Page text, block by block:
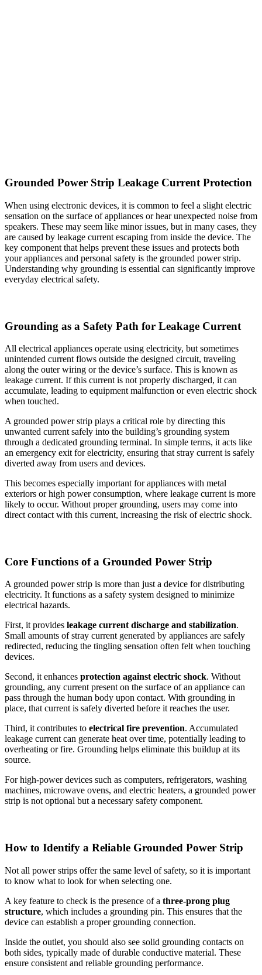
Grounded Power Strip Leakage Current Protection
When using electronic devices, it is common to feel a slight electric
sensation on the surface of appliances or hear unexpected noise from
speakers. These may seem like minor issues, but in many cases, they
are caused by leakage current escaping from inside the device. The
key component that helps prevent these issues and protects both
your appliances and personal safety is the grounded power strip.
Understanding why grounding is essential can significantly improve
everyday electrical safety.
Grounding as a Safety Path for Leakage Current
All electrical appliances operate using electricity, but sometimes
unintended current flows outside the designed circuit, traveling
along the outer wiring or the device’s surface. This is known as
leakage current. If this current is not properly discharged, it can
accumulate, leading to equipment malfunction or even electric shock
when touched.
A grounded power strip plays a critical role by directing this
unwanted current safely into the building’s grounding system
through a dedicated grounding terminal. In simple terms, it acts like
an emergency exit for electricity, ensuring that stray current is safely
diverted away from users and devices.
This becomes especially important for appliances with metal
exteriors or high power consumption, where leakage current is more
likely to occur. Without proper grounding, users may come into
direct contact with this current, increasing the risk of electric shock.
Core Functions of a Grounded Power Strip
A grounded power strip is more than just a device for distributing
electricity. It functions as a safety system designed to minimize
electrical hazards.
First, it provides leakage current discharge and stabilization.
Small amounts of stray current generated by appliances are safely
redirected, reducing the tingling sensation often felt when touching
devices.
Second, it enhances protection against electric shock. Without
grounding, any current present on the surface of an appliance can
pass through the human body upon contact. With grounding in
place, that current is safely diverted before it reaches the user.
Third, it contributes to electrical fire prevention. Accumulated
leakage current can generate heat over time, potentially leading to
overheating or fire. Grounding helps eliminate this buildup at its
source.
For high-power devices such as computers, refrigerators, washing
machines, microwave ovens, and electric heaters, a grounded power
strip is not optional but a necessary safety component.
How to Identify a Reliable Grounded Power Strip
Not all power strips offer the same level of safety, so it is important
to know what to look for when selecting one.
A key feature to check is the presence of a three-prong plug
structure, which includes a grounding pin. This ensures that the
device can establish a proper grounding connection.
Inside the outlet, you should also see solid grounding contacts on
both sides, typically made of durable conductive material. These
ensure consistent and reliable grounding performance.